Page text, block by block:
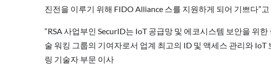
진전을 이루기 위해 FIDO Alliance 스를 지원하게 되어 기쁘다”
“RSA 사업부인 SecurID는 IoT 공급망 및 에코시스템 보안을 위
술 워킹 그룹의 기여자로서 업계 최고의 ID 및 액세스 관리와
링 기술자 부문 이사